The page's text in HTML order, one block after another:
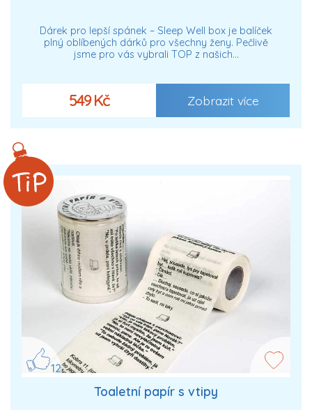
Dárek pro lepší spánek – Sleep Well box je balíček
plný oblíbených dárků pro všechny ženy. Pečlivě
jsme pro vás vybrali TOP z našich…
549 Kč Zobrazit více
12
Toaletní papír s vtipy